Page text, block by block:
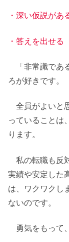
・深い仮説があ
・答えを出せる
「非常識であ
ろが好きです。
全員がよいと
っていることは
ります。
私の転職も反
実績や安定した
は、ワクワクし
ないのです。
勇気をもって